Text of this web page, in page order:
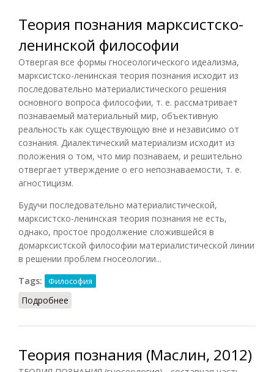
Теория познания марксистско-
ленинской философии
Отвергая все формы гносеологического идеализма,
марксистско-ленинская теория познания исходит из
последовательно материалистического решения
основного вопроса философии, т. е. рассматривает
познаваемый материальный мир, объективную
реальность как существующую вне и независимо от
сознания. Диалектический материализм исходит из
положения о том, что мир познаваем, и решительно
отвергает утверждение о его непознаваемости, т. е.
агностицизм.
Будучи последовательно материалистической,
марксистско-ленинская теория познания не есть,
однако, простое продолжение сложившейся в
домарксистской философии материалистической линии
в решении проблем гносеологии...
Tags:
Философия
Подробнее
Теория познания (Маслин, 2012)